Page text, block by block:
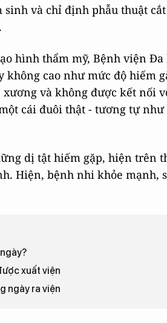
sinh và chỉ định phẫu thuật
hình thẩm mỹ, Bệnh viện Đa
cao như mức độ hiếm
và không được kết nối
cái đuôi thật - tương tự như
dị tật hiếm gặp, hiện trên
Hiện, bệnh nhi khỏe mạnh,
xuất viện
ngày ra viện